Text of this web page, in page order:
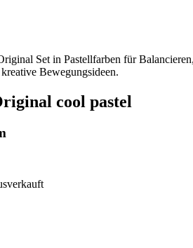
Set in Pastellfarben für
Bewegungsideen.
cool pastel